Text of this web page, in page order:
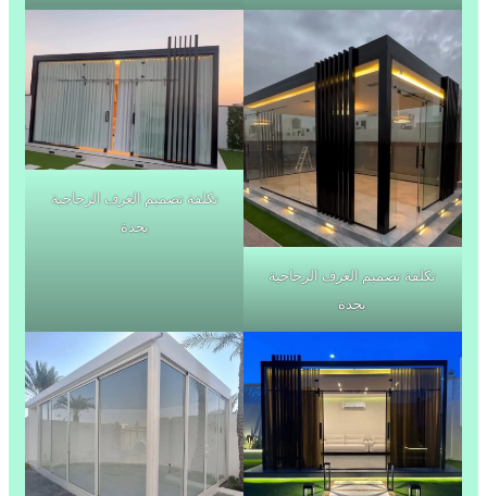
تكلفة تصميم الغرف الزجاجية
بجدة
تكلفة تصميم الغرف الزجاجية
بجدة